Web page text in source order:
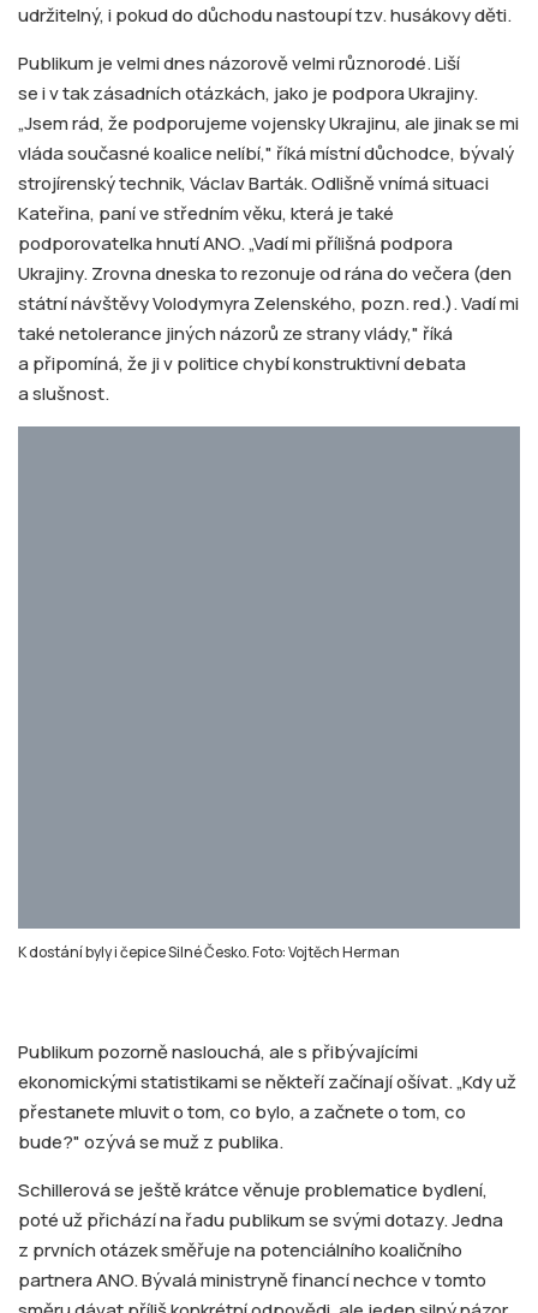
udržitelný, i pokud do důchodu nastoupí tzv. husákovy děti.
Publikum je velmi dnes názorově velmi různorodé. Liší
se i v tak zásadních otázkách, jako je podpora Ukrajiny.
„Jsem rád, že podporujeme vojensky Ukrajinu, ale jinak se mi
vláda současné koalice nelíbí," říká místní důchodce, bývalý
strojírenský technik, Václav Barták. Odlišně vnímá situaci
Kateřina, paní ve středním věku, která je také
podporovatelka hnutí ANO. „Vadí mi přílišná podpora
Ukrajiny. Zrovna dneska to rezonuje od rána do večera (den
státní návštěvy Volodymyra Zelenského, pozn. red.). Vadí mi
také netolerance jiných názorů ze strany vlády," říká
a připomíná, že ji v politice chybí konstruktivní debata
a slušnost.
K dostání byly i čepice Silné Česko. Foto: Vojtěch Herman
Publikum pozorně naslouchá, ale s přibývajícími
ekonomickými statistikami se někteří začínají ošívat. „Kdy už
přestanete mluvit o tom, co bylo, a začnete o tom, co
bude?" ozývá se muž z publika.
Schillerová se ještě krátce věnuje problematice bydlení,
poté už přichází na řadu publikum se svými dotazy. Jedna
z prvních otázek směřuje na potenciálního koaličního
partnera ANO. Bývalá ministryně financí nechce v tomto